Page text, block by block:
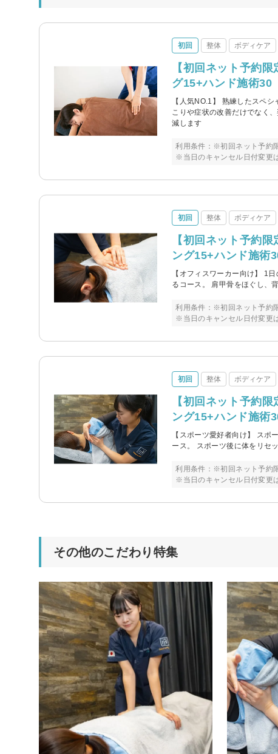
初回 整体 ボディケア
【初回ネット予約
グ15+ハンド施術30
【人気NO.1】 熟練したスペ
こりや症状の改善だけでなく
減します
利用条件：※初回ネット予約
※当日のキャンセル日付変更
初回 整体 ボディケア
【初回ネット予約
ング15+ハンド施術
【オフィスワーカー向け】 1
るコース。 肩甲骨をほぐし、
利用条件：※初回ネット予約
※当日のキャンセル日付変更
初回 整体 ボディケア
【初回ネット予約
ング15+ハンド施術
【スポーツ愛好者向け】 スポ
ース。 スポーツ後に体をリセ
利用条件：※初回ネット予約
※当日のキャンセル日付変更
その他のこだわり特集